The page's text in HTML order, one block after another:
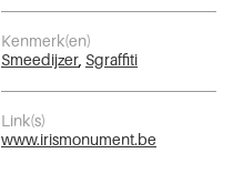
Kenmerk(en)
Smeedijzer Sgraffiti
Link(s)
www.irismonument.be